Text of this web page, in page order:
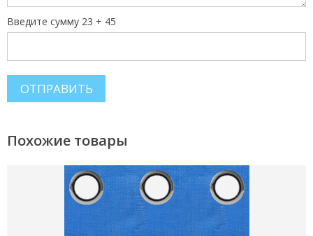
Введите сумму 23 + 45
Похожие товары